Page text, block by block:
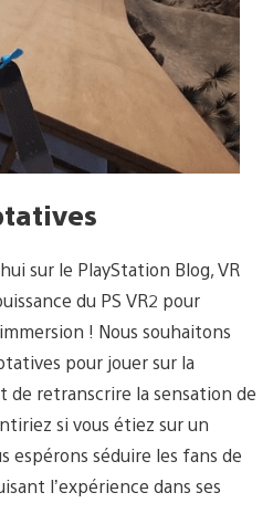
sur le PlayStation Blog, VR
du PS VR2 pour
! Nous souhaitons
pour jouer sur la
de retranscrire la sensation de
si vous étiez sur un
espérons séduire les fans de
l’expérience dans ses